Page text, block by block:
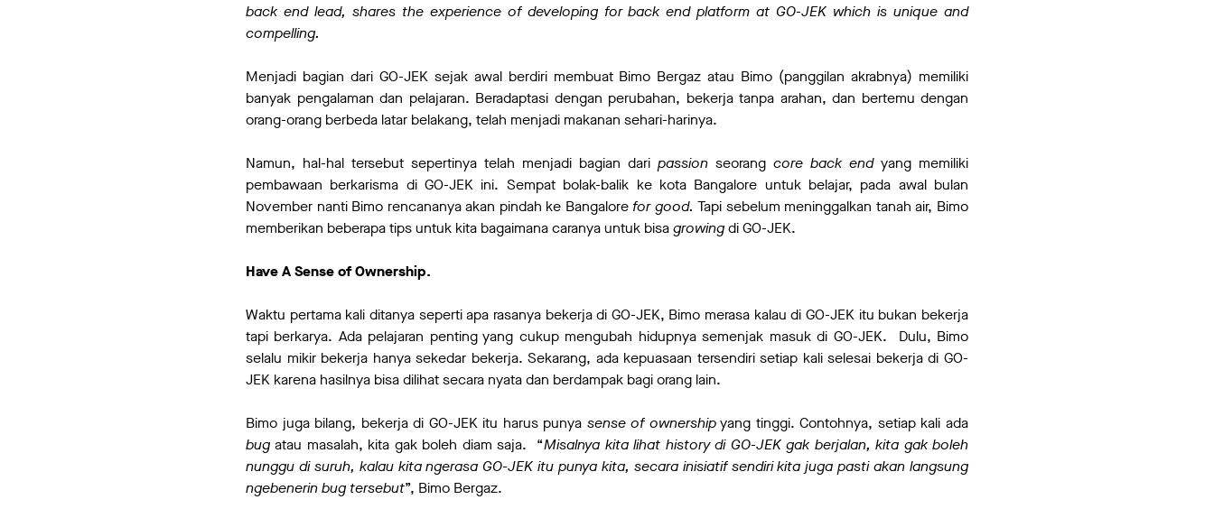
back end lead, shares the experience of developing for back end platform at GO-JEK which is unique and
compelling.
Menjadi bagian dari GO-JEK sejak awal berdiri membuat Bimo Bergaz atau Bimo (panggilan akrabnya) memiliki
banyak pengalaman dan pelajaran. Beradaptasi dengan perubahan, bekerja tanpa arahan, dan bertemu dengan
orang-orang berbeda latar belakang, telah menjadi makanan sehari-harinya.
Namun, hal-hal tersebut sepertinya telah menjadi bagian dari passion seorang core back end yang memiliki
pembawaan berkarisma di GO-JEK ini. Sempat bolak-balik ke kota Bangalore untuk belajar, pada awal bulan
November nanti Bimo rencananya akan pindah ke Bangalore for good.Tapi sebelum meninggalkan tanah air, Bimo
memberikan beberapa tips untuk kita bagaimana caranya untuk bisagrowingdi GO-JEK.
Have A Sense of Ownership.
Waktu pertama kali ditanya seperti apa rasanya bekerja di GO-JEK, Bimo merasa kalau di GO-JEK itu bukan bekerja
tapi berkarya. Ada pelajaran penting yang cukup mengubah hidupnya semenjak masuk di GO-JEK. Dulu, Bimo
selalu mikir bekerja hanya sekedar bekerja. Sekarang, ada kepuasaan tersendiri setiap kali selesai bekerja di GO-
JEK karena hasilnya bisa dilihat secara nyata dan berdampak bagi orang lain.
Bimo juga bilang, bekerja di GO-JEK itu harus punya sense of ownershipyang tinggi. Contohnya, setiap kali ada
bug atau masalah, kita gak boleh diam saja. “Misalnya kita lihat history di GO-JEK gak berjalan, kita gak boleh
nunggu di suruh, kalau kita ngerasa GO-JEK itu punya kita, secara inisiatif sendiri kita juga pasti akan langsung
ngebenerin bug tersebut”, Bimo Bergaz.